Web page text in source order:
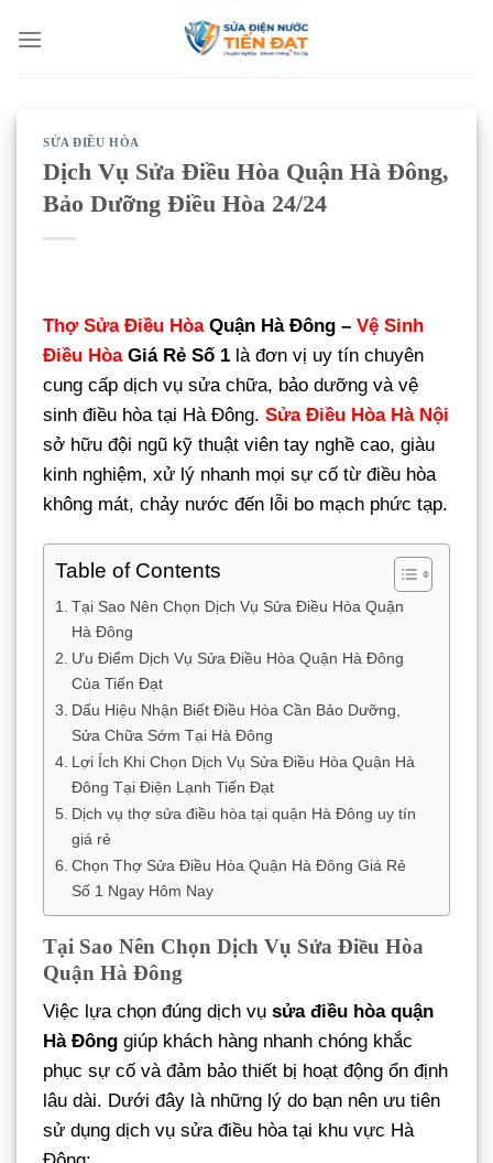
qua
SỬA ĐIỀU HÒA
Dịch Vụ Sửa Điều Hòa Quận Hà Đông,
Bảo Dưỡng Điều Hòa 24/24
Thợ Sửa Điều HòaQuận Hà Đông – Vệ Sinh
Điều HòaGiá Rẻ Số 1 là đơn vị uy tín chuyên
cung cấp dịch vụ sửa chữa, bảo dưỡng và vệ
sinh điều hòa tại Hà Đông. Sửa Điều Hòa Hà Nội
sở hữu đội ngũ kỹ thuật viên tay nghề cao, giàu
kinh nghiệm, xử lý nhanh mọi sự cố từ điều hòa
không mát, chảy nước đến lỗi bo mạch phức tạp.
Table of Contents
Tại Sao Nên Chọn Dịch Vụ Sửa Điều Hòa Quận
Hà Đông
Ưu Điểm Dịch Vụ Sửa Điều Hòa Quận Hà Đông
Của Tiến Đạt
Dấu Hiệu Nhận Biết Điều Hòa Cần Bảo Dưỡng,
Sửa Chữa Sớm Tại Hà Đông
Lợi Ích Khi Chọn Dịch Vụ Sửa Điều Hòa Quận Hà
Đông Tại Điện Lạnh Tiến Đạt
Dịch vụ thợ sửa điều hòa tại quận Hà Đông uy tín
giá rẻ
Chọn Thợ Sửa Điều Hòa Quận Hà Đông Giá Rẻ
Số 1 Ngay Hôm Nay
Tại Sao Nên Chọn Dịch Vụ Sửa Điều Hòa
Quận Hà Đông
Việc lựa chọn đúng dịch vụ sửa điều hòa quận
Hà Đông giúp khách hàng nhanh chóng khắc
phục sự cố và đảm bảo thiết bị hoạt động ổn định
lâu dài. Dưới đây là những lý do bạn nên ưu tiên
sử dụng dịch vụ sửa điều hòa tại khu vực Hà